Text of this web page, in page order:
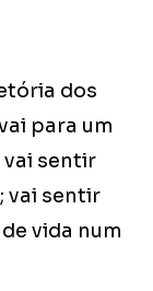
dos
para um
vai sentir
vai sentir
vida num